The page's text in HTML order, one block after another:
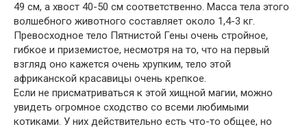
49 см, а хвост 40-50 см соответственно. Масса тела этого
волшебного животного составляет около 1,4-3 кг.
Превосходное тело Пятнистой Гены очень стройное,
гибкое и приземистое, несмотря на то, что на первый
взгляд оно кажется очень хрупким, тело этой
африканской красавицы очень крепкое.
Если не присматриваться к этой хищной магии, можно
увидеть огромное сходство со всеми любимыми
котиками. У них действительно есть что-то общее, но